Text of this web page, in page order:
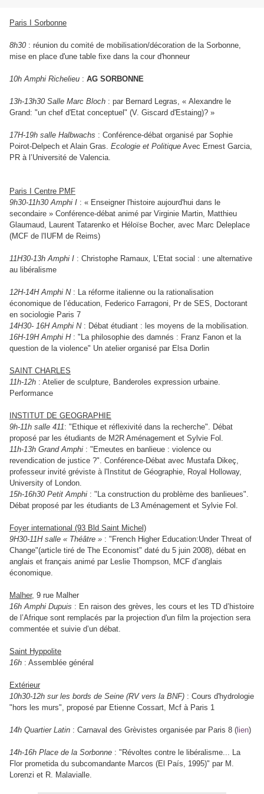
Paris I Sorbonne
8h30 : réunion du comité de mobilisation/décoration de la Sorbonne,
mise en place d'une table fixe dans la cour d'honneur
10h Amphi Richelieu : AG SORBONNE
13h-13h30 Salle Marc Bloch : par Bernard Legras, « Alexandre le
Grand: "un chef d'Etat conceptuel" (V. Giscard d'Estaing)? »
17H-19h salle Halbwachs : Conférence-débat organisé par Sophie
Poirot-Delpech et Alain Gras. Ecologie et Politique Avec Ernest Garcia,
PR à l’Université de Valencia.
Paris I Centre PMF
9h30-11h30 Amphi I : « Enseigner l'histoire aujourd'hui dans le
secondaire » Conférence-débat animé par Virginie Martin, Matthieu
Glaumaud, Laurent Tatarenko et Héloïse Bocher, avec Marc Deleplace
(MCF de l'IUFM de Reims)
11H30-13h Amphi I : Christophe Ramaux, L’Etat social : une alternative
au libéralisme
12H-14H Amphi N : La réforme italienne ou la rationalisation
économique de l’éducation, Federico Farragoni, Pr de SES, Doctorant
en sociologie Paris 7
14H30- 16H Amphi N: Débat étudiant : les moyens de la mobilisation.
16H-19H Amphi H: "La philosophie des damnés : Franz Fanon et la
question de la violence" Un atelier organisé par Elsa Dorlin
SAINT CHARLES
11h-12h : Atelier de sculpture, Banderoles expression urbaine.
Performance
INSTITUT DE GEOGRAPHIE
9h-11h salle 411: "Ethique et réflexivité dans la recherche". Débat
proposé par les étudiants de M2R Aménagement et Sylvie Fol.
11h-13h Grand Amphi : "Emeutes en banlieue : violence ou
revendication de justice ?". Conférence-Débat avec Mustafa Dikeç,
professeur invité gréviste à l'Institut de Géographie, Royal Holloway,
University of London.
15h-16h30 Petit Amphi : "La construction du problème des banlieues".
Débat proposé par les étudiants de L3 Aménagement et Sylvie Fol.
Foyer international (93 Bld Saint Michel)
9H30-11H salle « Théâtre » : "French Higher Education:Under Threat of
Change"(article tiré de The Economist" daté du 5 juin 2008), débat en
anglais et français animé par Leslie Thompson, MCF d’anglais
économique.
Malher, 9 rue Malher
16h Amphi Dupuis : En raison des grèves, les cours et les TD d’histoire
de l’Afrique sont remplacés par la projection d'un film la projection sera
commentée et suivie d’un débat.
Saint Hyppolite
16h : Assemblée général
Extérieur
10h30-12h sur les bords de Seine (RV vers la BNF) : Cours d'hydrologie
"hors les murs", proposé par Etienne Cossart, Mcf à Paris 1
14h Quartier Latin : Carnaval des Grèvistes organisée par Paris 8 ( lien)
14h-16h Place de la Sorbonne : "Révoltes contre le libéralisme... La
Flor prometida du subcomandante Marcos (El País, 1995)" par M.
Lorenzi et R. Malavialle.